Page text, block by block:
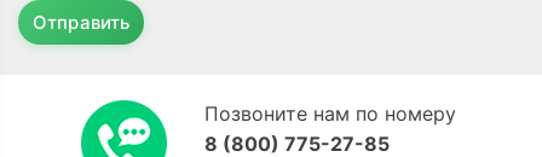
Отправить
Позвоните нам по номеру
8 (800) 775-27-85